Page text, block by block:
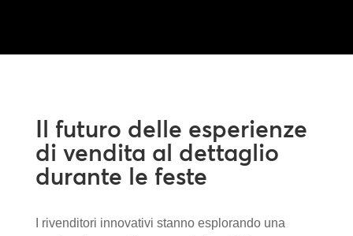
Il futuro delle esperienze
di vendita al dettaglio
durante le feste
I rivenditori innovativi stanno esplorando una